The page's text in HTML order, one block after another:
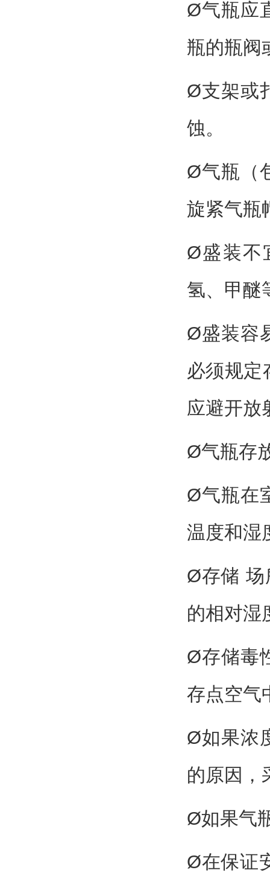
Ø气瓶应
瓶的瓶阀
Ø支架或
蚀。
Ø气瓶（
旋紧气瓶
Ø盛装不
氢、甲醚
Ø盛装容
必须规定
应避开放
Ø气瓶存
Ø气瓶在
温度和湿
Ø存储 场
的相对湿
Ø存储毒
存点空气
Ø如果浓
的原因，
Ø如果气
Ø在保证